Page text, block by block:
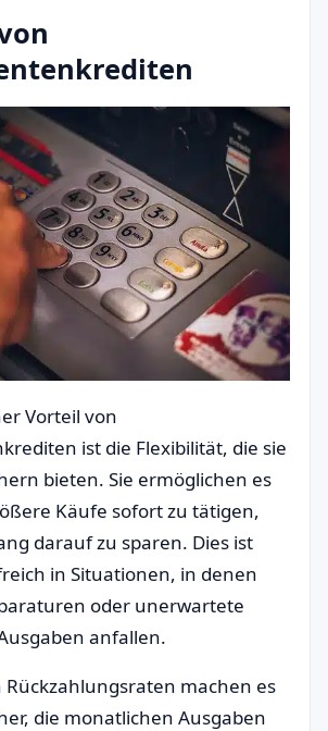
Vorteil von
ist die Flexibilität, die sie
bieten. Sie ermöglichen es
Käufe sofort zu tätigen,
darauf zu sparen. Dies ist
in Situationen, in denen
oder unerwartete
anfallen.
Rückzahlungsraten machen es
die monatlichen Ausgaben